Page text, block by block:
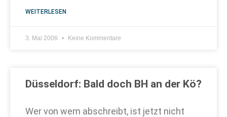
WEITERLESEN
3. Mai 2006 Keine Kommentare
Düsseldorf: Bald doch BH an der Kö?
Wer von wem abschreibt, ist jetzt nicht